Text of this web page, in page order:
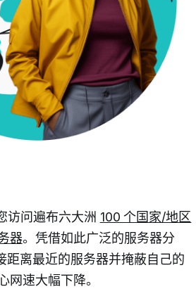
访问遍布六大洲 100 个国家/地区
器。凭借如此广泛的服务器分
距离最近的服务器并掩蔽自己的
网速大幅下降。